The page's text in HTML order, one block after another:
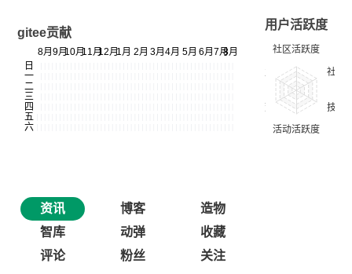
gitee贡献
用户活跃度
资讯 博客
造物
智库
动弹
收藏
评论
粉丝 关注